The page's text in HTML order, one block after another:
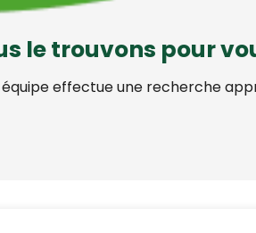
le trouvons pour
effectue une recherche